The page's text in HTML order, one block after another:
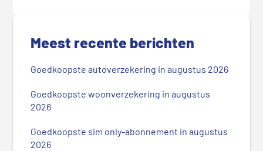
Meest recente berichten
Goedkoopste autoverzekering in augustus 2026
Goedkoopste woonverzekering in augustus
2026
Goedkoopste sim only-abonnement in augustus
2026